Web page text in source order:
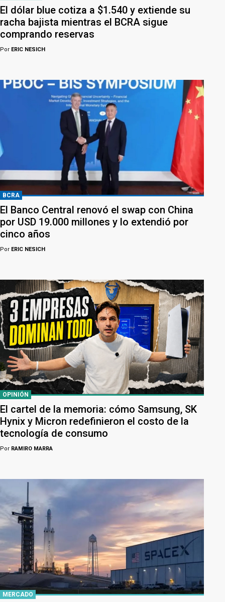
El dólar blue cotiza a $1.540 y extiende su
racha bajista mientras el BCRA sigue
comprando reservas
Por ERIC NESICH
BCRA
El Banco Central renovó el swap con China
por USD 19.000 millones y lo extendió por
cinco años
Por ERIC NESICH
OPINIÓN
El cartel de la memoria: cómo Samsung, SK
Hynix y Micron redefinieron el costo de la
tecnología de consumo
Por RAMIRO MARRA
MERCADO